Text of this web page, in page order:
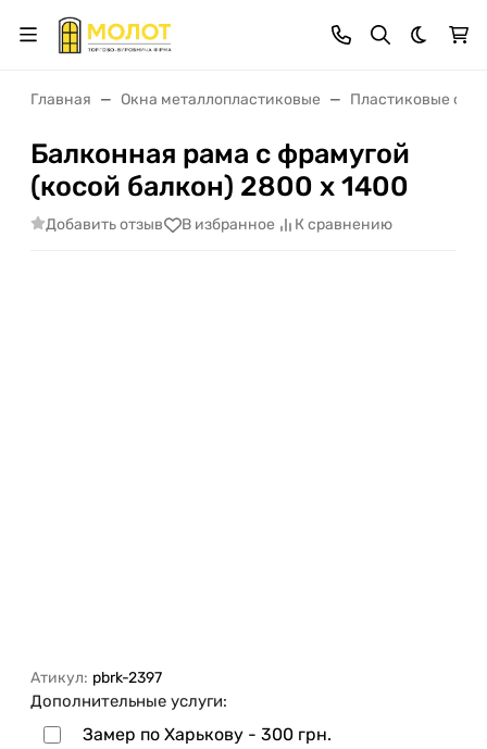
Темная
Главная Окна металлопластиковые Пластиковые
Балконная рама с фрамугой
(косой балкон) 2800 х 1400
Добавить отзыв В избранное К сравнению
Атикул: pbrk-2397
Дополнительные услуги:
Замер по Харькову - 300 грн.